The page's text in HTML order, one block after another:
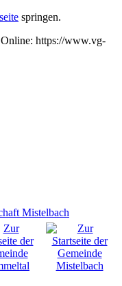
springen.
Online: https://www.vg-